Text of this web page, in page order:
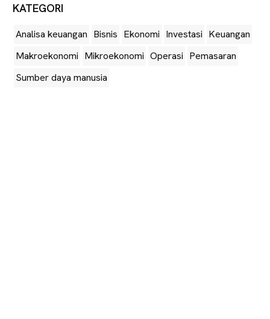
KATEGORI
Analisa keuangan Bisnis Ekonomi Investasi Keuangan
Makroekonomi Mikroekonomi Operasi Pemasaran
Sumber daya manusia